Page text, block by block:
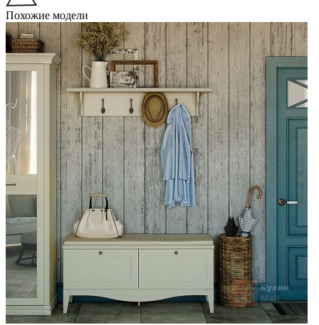
Похожие модели